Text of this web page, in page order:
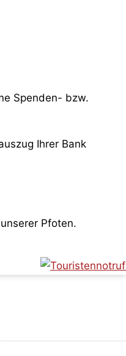
Spenden- bzw.
Ihrer Bank
Pfoten.